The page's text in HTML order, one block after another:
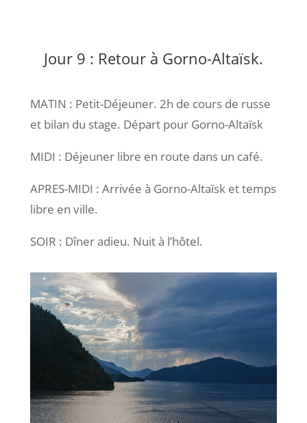
Jour 9 : Retour à Gorno-Altaïsk.
MATIN : Petit-Déjeuner. 2h de cours de russe
et bilan du stage. Départ pour Gorno-Altaïsk
MIDI : Déjeuner libre en route dans un café.
APRES-MIDI : Arrivée à Gorno-Altaïsk et temps
libre en ville.
SOIR : Dîner adieu. Nuit à l’hôtel.